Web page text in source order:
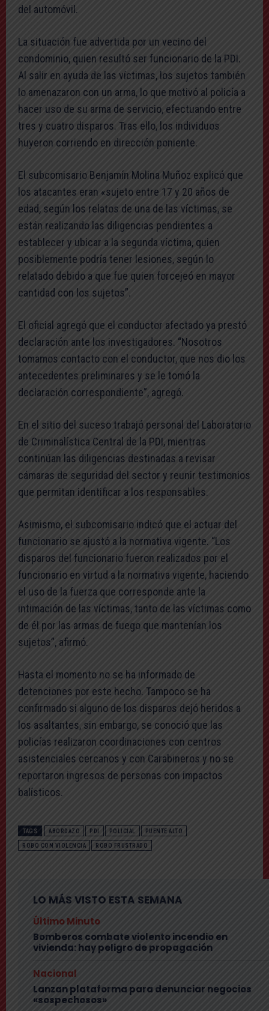
del automóvil.
La situación fue advertida por un vecino del
condominio, quien resultó ser funcionario de la PDI.
Al salir en ayuda de las víctimas, los sujetos también
lo amenazaron con un arma, lo que motivó al policía a
hacer uso de su arma de servicio, efectuando entre
tres y cuatro disparos. Tras ello, los individuos
huyeron corriendo en dirección poniente.
El subcomisario Benjamín Molina Muñoz explicó que
los atacantes eran «sujeto entre 17 y 20 años de
edad, según los relatos de una de las víctimas, se
están realizando las diligencias pendientes a
establecer y ubicar a la segunda víctima, quien
posiblemente podría tener lesiones, según lo
relatado debido a que fue quien forcejeó en mayor
cantidad con los sujetos”.
El oficial agregó que el conductor afectado ya prestó
declaración ante los investigadores. “Nosotros
tomamos contacto con el conductor, que nos dio los
antecedentes preliminares y se le tomó la
declaración correspondiente”, agregó.
En el sitio del suceso trabajó personal del Laboratorio
de Criminalística Central de la PDI, mientras
continúan las diligencias destinadas a revisar
cámaras de seguridad del sector y reunir testimonios
que permitan identificar a los responsables.
Asimismo, el subcomisario indicó que el actuar del
funcionario se ajustó a la normativa vigente. “Los
disparos del funcionario fueron realizados por el
funcionario en virtud a la normativa vigente, haciendo
el uso de la fuerza que corresponde ante la
intimación de las víctimas, tanto de las víctimas como
de él por las armas de fuego que mantenían los
sujetos”, afirmó.
Hasta el momento no se ha informado de
detenciones por este hecho. Tampoco se ha
confirmado si alguno de los disparos dejó heridos a
los asaltantes, sin embargo, se conoció que las
policías realizaron coordinaciones con centros
asistenciales cercanos y con Carabineros y no se
reportaron ingresos de personas con impactos
balísticos.
TAGS ABORDAZO PDI POLICIAL PUENTE ALTO
ROBO CON VIOLENCIA ROBO FRUSTRADO
LO MÁS VISTO ESTA SEMANA
Último Minuto
Bomberos combate violento incendio en
vivienda: hay peligro de propagación
Nacional
Lanzan plataforma para denunciar negocios
«sospechosos»